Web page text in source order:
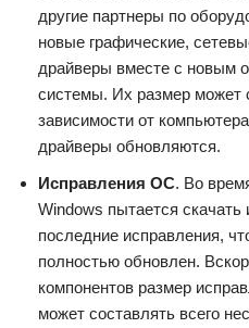
другие партнеры по
новые графические,
драйверы вместе с новым
системы. Их размер может
зависимости от
драйверы обновляются.
Исправления ОС. Во
Windows пытается скачать
последние исправления,
полностью обновлен.
компонентов размер
может составлять всего